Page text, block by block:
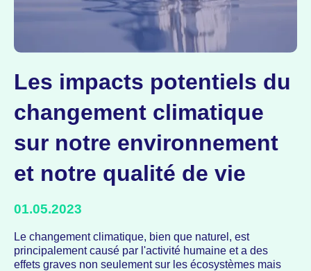
Les impacts potentiels du
changement climatique
sur notre environnement
et notre qualité de vie
01.05.2023
Le changement climatique, bien que naturel, est
principalement causé par l'activité humaine et a des
effets graves non seulement sur les écosystèmes mais